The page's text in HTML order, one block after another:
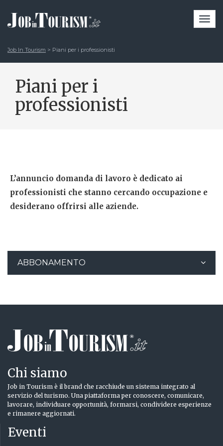
Job In Tourism > Piani per i professionisti
Piani per i
professionisti
L’annuncio domanda di lavoro è dedicato ai
professionisti che stanno cercando occupazione e
desiderano offrirsi alle aziende.
ABBONAMENTO
Chi siamo
Job in Tourism è il brand che racchiude un sistema integrato al
servizio del turismo. Una piattaforma per conoscere, comunicare,
lavorare, individuare opportunità, formarsi, condividere esperienze
e rimanere aggiornati.
Eventi